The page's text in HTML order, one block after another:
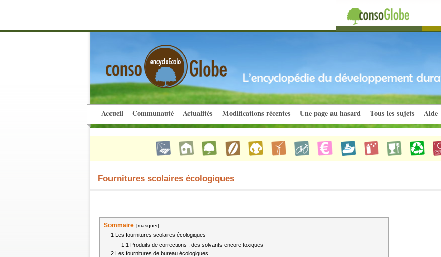
Accueil Communauté Actualités Modifications récentes Une page au hasard Tous les sujets Aide
Fournitures scolaires écologiques
Sommaire [masquer]
1 Les fournitures scolaires écologiques
1.1 Produits de corrections : des solvants encore toxiques
2 Les fournitures de bureau écologiques